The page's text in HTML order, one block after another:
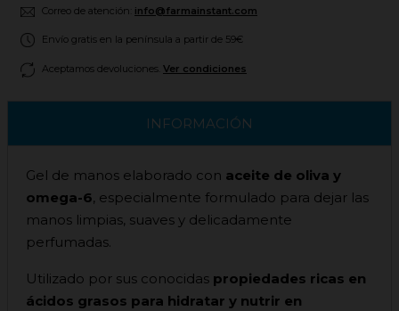
Correo de atención: info@farmainstant.com
Envío gratis en la península a partir de 59€
Aceptamos devoluciones. Ver condiciones
INFORMACIÓN
Gel de manos elaborado con aceite de oliva y
omega-6, especialmente formulado para dejar las
manos limpias, suaves y delicadamente
perfumadas.
Utilizado por sus conocidas propiedades ricas en
ácidos grasos para hidratar y nutrir en